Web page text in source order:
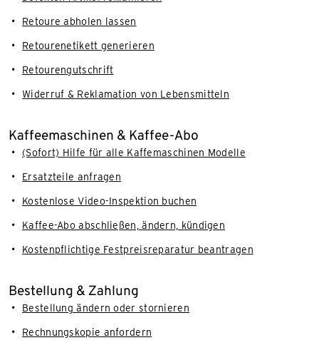
Retoure abholen lassen
Retourenetikett generieren
Retourengutschrift
Widerruf & Reklamation von Lebensmitteln
Kaffeemaschinen & Kaffee-Abo
(Sofort) Hilfe für alle Kaffemaschinen Modelle
Ersatzteile anfragen
Kostenlose Video-Inspektion buchen
Kaffee-Abo abschließen, ändern, kündigen
Kostenpflichtige Festpreisreparatur beantragen
Bestellung & Zahlung
Bestellung ändern oder stornieren
Rechnungskopie anfordern